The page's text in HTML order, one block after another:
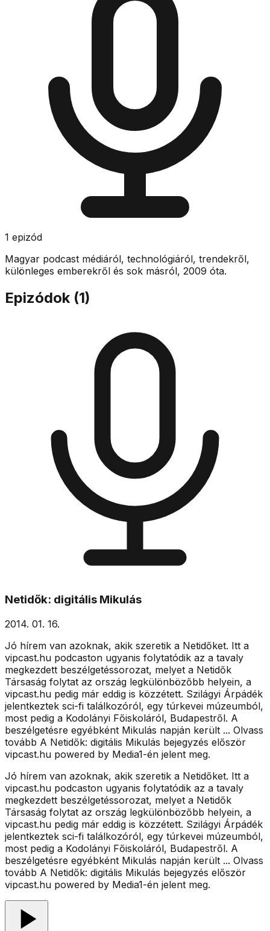
1 epizód
Magyar podcast médiáról, technológiáról, trendekről,
különleges emberekről és sok másról, 2009 óta.
Epizódok (1)
Netidők: digitális Mikulás
2014. 01. 16.
Jó hírem van azoknak, akik szeretik a Netidőket. Itt a
vipcast.hu podcaston ugyanis folytatódik az a tavaly
megkezdett beszélgetéssorozat, melyet a Netidők
Társaság folytat az ország legkülönbözőbb helyein, a
vipcast.hu pedig már eddig is közzétett. Szilágyi Árpádék
jelentkeztek sci-fi találkozóról, egy túrkevei múzeumból,
most pedig a Kodolányi Főiskoláról, Budapestről. A
beszélgetésre egyébként Mikulás napján került ... Olvass
tovább A Netidők: digitális Mikulás bejegyzés először
vipcast.hu powered by Media1-én jelent meg.
Jó hírem van azoknak, akik szeretik a Netidőket. Itt a
vipcast.hu podcaston ugyanis folytatódik az a tavaly
megkezdett beszélgetéssorozat, melyet a Netidők
Társaság folytat az ország legkülönbözőbb helyein, a
vipcast.hu pedig már eddig is közzétett. Szilágyi Árpádék
jelentkeztek sci-fi találkozóról, egy túrkevei múzeumból,
most pedig a Kodolányi Főiskoláról, Budapestről. A
beszélgetésre egyébként Mikulás napján került ... Olvass
tovább A Netidők: digitális Mikulás bejegyzés először
vipcast.hu powered by Media1-én jelent meg.